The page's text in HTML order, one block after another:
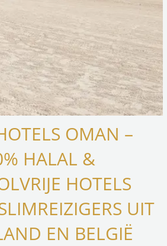
OMAN –
HALAL &
HOTELS
UIT
EN BELGIË